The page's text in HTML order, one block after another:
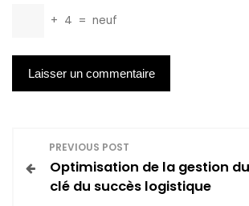
+ 4 = neuf
a
PREVIOUS POST
Optimisation de la gestion
clé du succès logistique